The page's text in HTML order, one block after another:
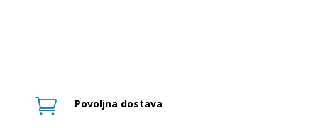
 Povoljna dostava